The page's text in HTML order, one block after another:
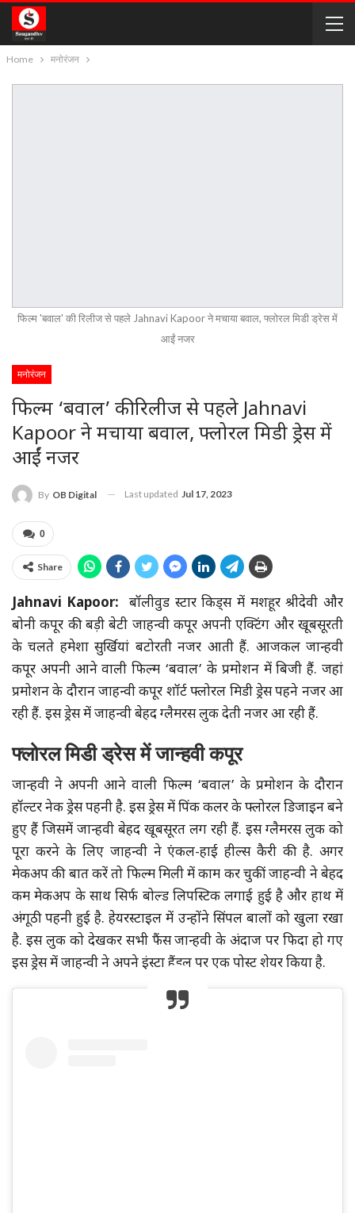
Home मनोरंजन
फिल्म 'बवाल' की रिलीज से पहले Jahnavi Kapoor ने मचाया बवाल, फ्लोरल मिडी ड्रेस में
आईं नजर
मनोरंजन
फिल्म ‘बवाल’ की रिलीज से पहले Jahnavi
Kapoor ने मचाया बवाल, फ्लोरल मिडी ड्रेस में
आईं नजर
By OB Digital Last updated Jul 17, 2023
0
Share
Jahnavi Kapoor: बॉलीवुड स्टार किड्स में मशहूर श्रीदेवी और
बोनी कपूर की बड़ी बेटी जाहन्वी कपूर अपनी एक्टिंग और खूबसूरती
के चलते हमेशा सुर्खियां बटोरती नजर आती हैं. आजकल जान्हवी
कपूर अपनी आने वाली फिल्म ‘बवाल’ के प्रमोशन में बिजी हैं. जहां
प्रमोशन के दौरान जाहन्वी कपूर शॉर्ट फ्लोरल मिडी ड्रेस पहने नजर आ
रही हैं. इस ड्रेस में जाहन्वी बेहद ग्लैमरस लुक देती नजर आ रही हैं.
फ्लोरल मिडी ड्रेस में जान्हवी कपूर
जान्हवी ने अपनी आने वाली फिल्म ‘बवाल’ के प्रमोशन के दौरान
हॉल्टर नेक ड्रेस पहनी है. इस ड्रेस में पिंक कलर के फ्लोरल डिजाइन बने
हुए हैं जिसमें जान्हवी बेहद खूबसूरत लग रही हैं. इस ग्लैमरस लुक को
पूरा करने के लिए जाहन्वी ने एंकल-हाई हील्स कैरी की है. अगर
मेकअप की बात करें तो फिल्म मिली में काम कर चुकीं जाहन्वी ने बेहद
कम मेकअप के साथ सिर्फ बोल्ड लिपस्टिक लगाई हुई है और हाथ में
अंगूठी पहनी हुई है. हेयरस्टाइल में उन्होंने सिंपल बालों को खुला रखा
है. इस लुक को देखकर सभी फैंस जान्हवी के अंदाज पर फिदा हो गए
इस ड्रेस में जाहन्वी ने अपने इंस्टा हैंडल पर एक पोस्ट शेयर किया है.